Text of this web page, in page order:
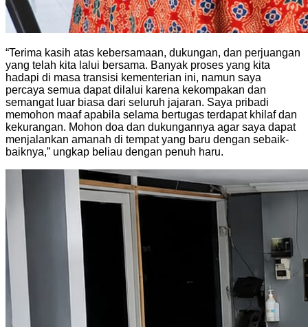
“Terima kasih atas kebersamaan, dukungan, dan perjuangan
yang telah kita lalui bersama. Banyak proses yang kita
hadapi di masa transisi kementerian ini, namun saya
percaya semua dapat dilalui karena kekompakan dan
semangat luar biasa dari seluruh jajaran. Saya pribadi
memohon maaf apabila selama bertugas terdapat khilaf dan
kekurangan. Mohon doa dan dukungannya agar saya dapat
menjalankan amanah di tempat yang baru dengan sebaik-
baiknya,” ungkap beliau dengan penuh haru.